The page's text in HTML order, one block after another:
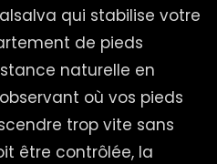
qui stabilise votre
de pieds
naturelle en
où vos pieds
trop vite sans
être contrôlée, la